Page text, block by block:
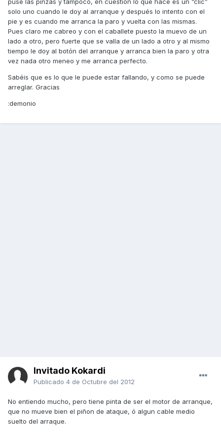
puse las pinzas y tampoco, en cuestión lo que hace es un “clic”
solo uno cuando le doy al arranque y después lo intento con el
pie y es cuando me arranca la paro y vuelta con las mismas.
Pues claro me cabreo y con el caballete puesto la muevo de un
lado a otro, pero fuerte que se valla de un lado a otro y al mismo
tiempo le doy al botón del arranque y arranca bien la paro y otra
vez nada otro meneo y me arranca perfecto.
Sabéis que es lo que le puede estar fallando, y como se puede
arreglar. Gracias
:demonio
Invitado Kokardi
Publicado 4 de Octubre del 2012
No entiendo mucho, pero tiene pinta de ser el motor de arranque,
que no mueve bien el piñon de ataque, ó algun cable medio
suelto del arraque.